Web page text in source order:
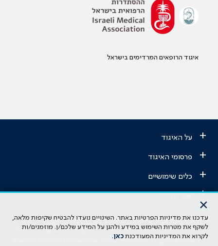
איגוד הרופאים המרדימים בישראל
+ על האיגוד
+ פרסומי האיגוד
+ כלים שימושיים
+
הבהרה משפטית: כל נושא המופיע באתר זה נועד להשכלה בלבד ואין לראות
בו ייעוץ רפואי או משפטי. אין הר"י אחראית לתוכן המתפרסם באתר זה ולכל
נזק שעלול להיגרם. כל הזכויות על המידע באתר שייכות להסתדרות הרפואית
×
עדכנו את מדיניות הפרטיות באתר. השינויים נועדו להבטיח שקיפות מלאה,
לשקף את מטרות השימוש במידע ולהגן על המידע שלכם/ן. מוזמנים/ות
לקרוא את המדיניות המעודכנת כאן.